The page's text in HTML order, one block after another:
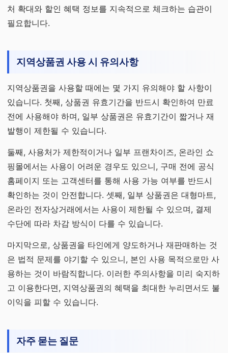
처 확대와 할인 혜택 정보를 지속적으로 체크하는 습관이
필요합니다.
지역상품권 사용 시 유의사항
지역상품권을 사용할 때에는 몇 가지 유의해야 할 사항이
있습니다. 첫째, 상품권 유효기간을 반드시 확인하여 만료
전에 사용해야 하며, 일부 상품권은 유효기간이 짧거나 재
발행이 제한될 수 있습니다.
둘째, 사용처가 제한적이거나 일부 프랜차이즈, 온라인 쇼
핑몰에서는 사용이 어려운 경우도 있으니, 구매 전에 공식
홈페이지 또는 고객센터를 통해 사용 가능 여부를 반드시
확인하는 것이 안전합니다. 셋째, 일부 상품권은 대형마트,
온라인 전자상거래에서는 사용이 제한될 수 있으며, 결제
수단에 따라 차감 방식이 다를 수 있습니다.
마지막으로, 상품권을 타인에게 양도하거나 재판매하는 것
은 법적 문제를 야기할 수 있으니, 본인 사용 목적으로만 사
용하는 것이 바람직합니다. 이러한 주의사항을 미리 숙지하
고 이용한다면, 지역상품권의 혜택을 최대한 누리면서도 불
이익을 피할 수 있습니다.
자주 묻는 질문